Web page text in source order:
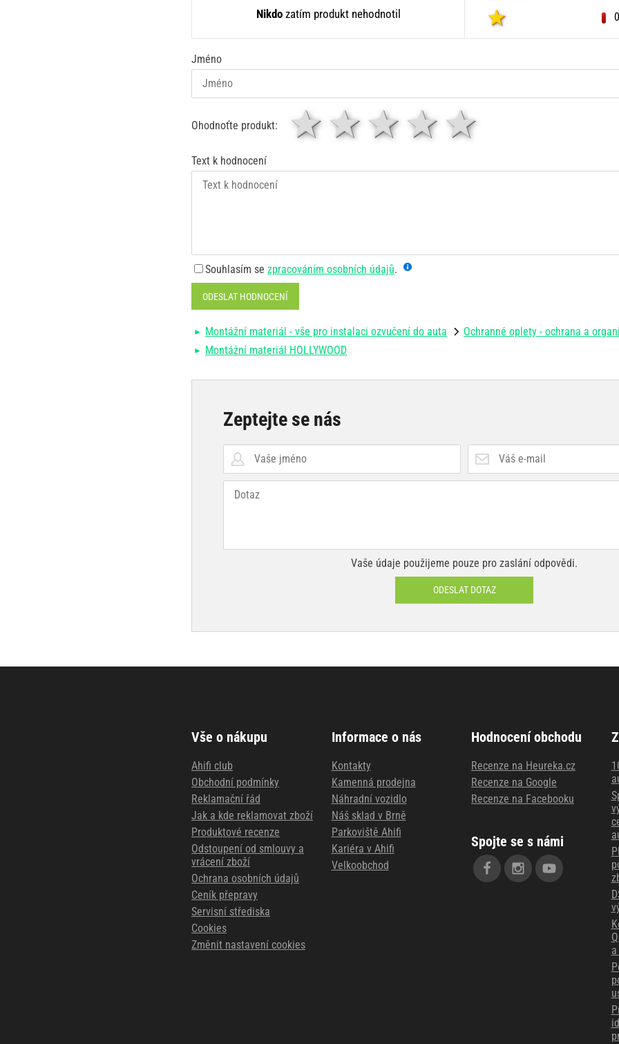
Nikdozatím produkt nehodnotil
Jméno
Ohodnoťte produkt: 4 hvězdy
3 hvězdy
2 hvězdy
1 hvězda
Text k hodnocení
Souhlasím se zpracováním osobních údajů.
ODESLAT HODNOCENÍ
Montážní materiál - vše pro instalaci ozvučení do auta
Ochranné oplety - ochrana a
Montážní materiál HOLLYWOOD
Zeptejte se nás
Vaše údaje použijeme pouze pro zaslání odpovědi.
ODESLAT DOTAZ
Vše o nákupu
Ahifi club
Obchodní podmínky
Reklamační řád
Jak a kde reklamovat zboží
Produktové recenze
Odstoupení od smlouvy a
vrácení zboží
Ochrana osobních údajů
Ceník přepravy
Servisní střediska
Cookies
Změnit nastavení cookies
Informace o nás
Kontakty
Kamenná prodejna
Náhradní vozidlo
Náš sklad v Brně
Parkoviště Ahifi
Kariéra v Ahifi
Velkoobchod
Hodnocení obchodu
Recenze na Heureka.cz
Recenze na Google
Recenze na Facebooku
Spojte se s námi